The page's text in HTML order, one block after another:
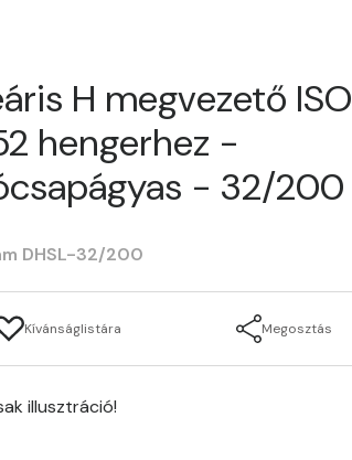
H megvezető ISO
hengerhez -
- 32/200
DHSL-32/200
Kívánságlistára Megosztás
illusztráció!